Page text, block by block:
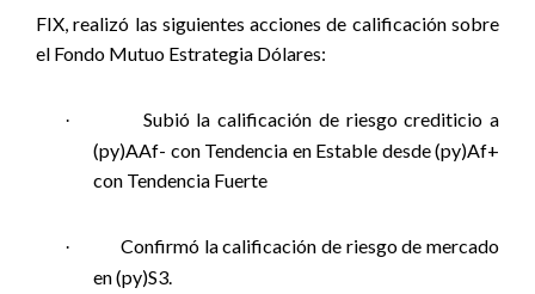
FIX, realizó las siguientes acciones de calificación sobre
el Fondo Mutuo Estrategia Dólares:
·
Subió la calificación de riesgo crediticio a
(py)AAf- con Tendencia en Estable desde (py)Af+
con Tendencia Fuerte
·
Confirmó la calificación de riesgo de mercado
en (py)S3.